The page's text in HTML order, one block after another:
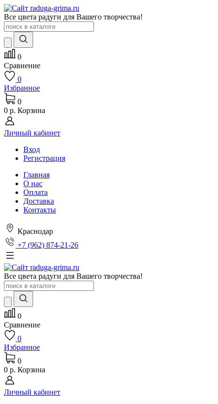
Все цвета радуги для Вашего творчества!
0
Сравнение
0
Избранное
0
0 р. Корзина
Личный кабинет
Вход
Регистрация
Главная
О нас
Оплата
Доставка
Контакты
Краснодар
+7 (962) 874-21-26
Все цвета радуги для Вашего творчества!
0
Сравнение
0
Избранное
0
0 р. Корзина
Личный кабинет